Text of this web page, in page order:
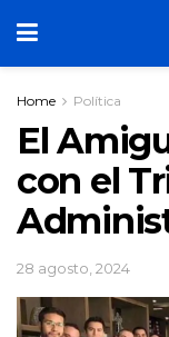
Home Política
El
con el
28 agosto, 2024